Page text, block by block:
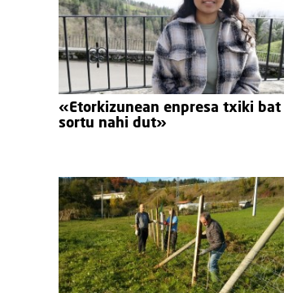
«Etorkizunean enpresa txiki bat
sortu nahi dut»